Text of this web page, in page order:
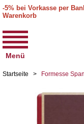
-5% bei Vorkasse per
Warenkorb
Menü
Startseite > Formesse